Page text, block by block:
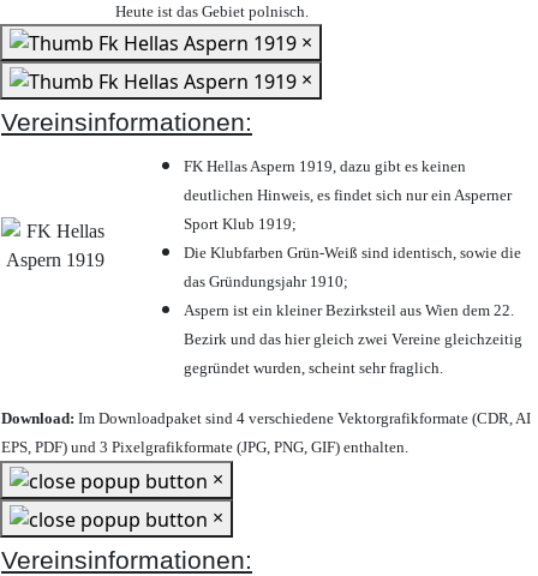
Heute ist das Gebiet polnisch.
×
×
Vereinsinformationen:
FK Hellas Aspern 1919, dazu gibt es keinen
deutlichen Hinweis, es findet sich nur ein Asperner
Sport Klub 1919;
Die Klubfarben Grün-Weiß sind identisch, sowie die
das Gründungsjahr 1910;
Aspern ist ein kleiner Bezirksteil aus Wien dem 22.
Bezirk und das hier gleich zwei Vereine gleichzeitig
gegründet wurden, scheint sehr fraglich.
Download: Im Downloadpaket sind 4 verschiedene Vektorgrafikformate (CDR, AI
EPS, PDF) und 3 Pixelgrafikformate (JPG, PNG, GIF) enthalten.
×
×
Vereinsinformationen: